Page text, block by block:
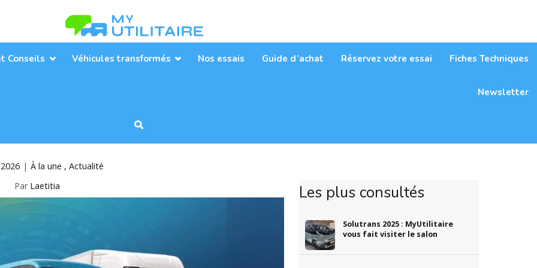
MyUtilitaire
Conseils Véhicules transformés Nos essais Guide d’achat Réservez votre essai Fiches Techniques
Newsletter
À la une
Actualité
Par Laetitia Les plus consultés
Solutrans 2025 : MyUtilitaire
vous fait visiter le salon